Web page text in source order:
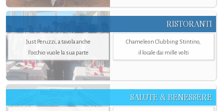
RISTORANTI
Just Peruzzi, a tavola anche
l’occhio vuole la sua parte
Chameleon Clubbing Stintino,
il locale dai mille volti
SALUTE & BENESSERE